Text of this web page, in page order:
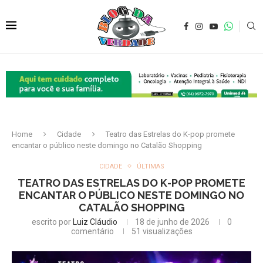
Home Cidade
Teatro das Estrelas do K-pop promete
encantar o público neste domingo no Catalão Shopping
CIDADE ÚLTIMAS
TEATRO DAS ESTRELAS DO K-POP PROMETE
ENCANTAR O PÚBLICO NESTE DOMINGO NO
CATALÃO SHOPPING
escrito por Luiz Cláudio 18 de junho de 2026
0
comentário
51 visualizações